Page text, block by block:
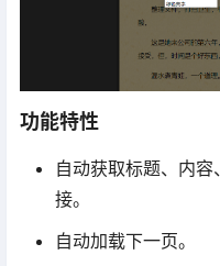
功能特性
自动获取标题、内
接。
自动加载下一页。